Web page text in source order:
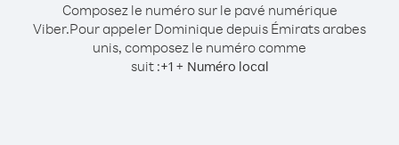
Composez le numéro sur le pavé numérique
Viber.Pour appeler Dominique depuis Émirats arabes
unis, composez le numéro comme
suit :+1+ Numéro local